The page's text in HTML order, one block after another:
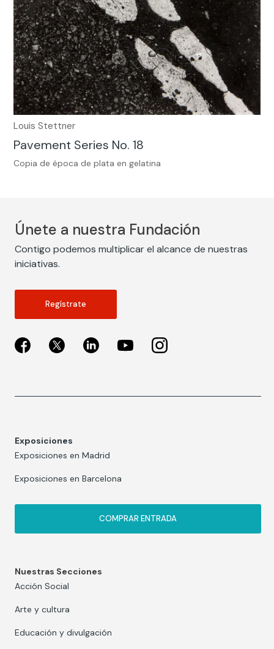
Louis Stettner
Pavement Series No. 18
Copia de época de plata en gelatina
Únete a nuestra Fundación
Contigo podemos multiplicar el alcance de nuestras
iniciativas.
Regístrate
Exposiciones
Exposiciones en Madrid
Exposiciones en Barcelona
COMPRAR ENTRADA
Nuestras Secciones
Acción Social
Arte y cultura
Educación y divulgación